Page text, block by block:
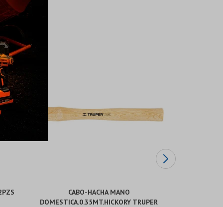
CABO-HACHA MANO
DOMESTICA.0.35MT.HICKORY TRUPER